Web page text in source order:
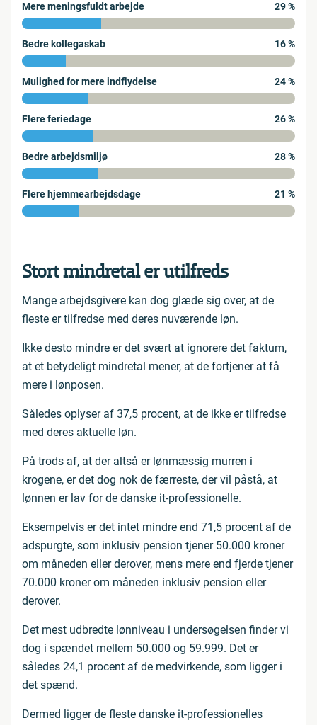
Mere meningsfuldt arbejde 29 %
Bedre kollegaskab 16 %
Mulighed for mere indflydelse 24 %
Flere feriedage 26 %
Bedre arbejdsmiljø 28 %
Flere hjemmearbejdsdage 21 %
Stort mindretal er utilfreds
Mange arbejdsgivere kan dog glæde sig over, at de
fleste er tilfredse med deres nuværende løn.
Ikke desto mindre er det svært at ignorere det faktum,
at et betydeligt mindretal mener, at de fortjener at få
mere i lønposen.
Således oplyser af 37,5 procent, at de ikke er tilfredse
med deres aktuelle løn.
På trods af, at der altså er lønmæssig murren i
krogene, er det dog nok de færreste, der vil påstå, at
lønnen er lav for de danske it-professionelle.
Eksempelvis er det intet mindre end 71,5 procent af de
adspurgte, som inklusiv pension tjener 50.000 kroner
om måneden eller derover, mens mere end fjerde tjener
70.000 kroner om måneden inklusiv pension eller
derover.
Det mest udbredte lønniveau i undersøgelsen finder vi
dog i spændet mellem 50.000 og 59.999. Det er
således 24,1 procent af de medvirkende, som ligger i
det spænd.
Dermed ligger de fleste danske it-professionelles